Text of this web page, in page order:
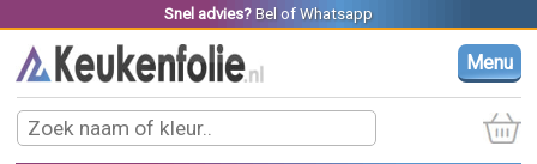
Snel advies? Belof Whatsapp
Menu